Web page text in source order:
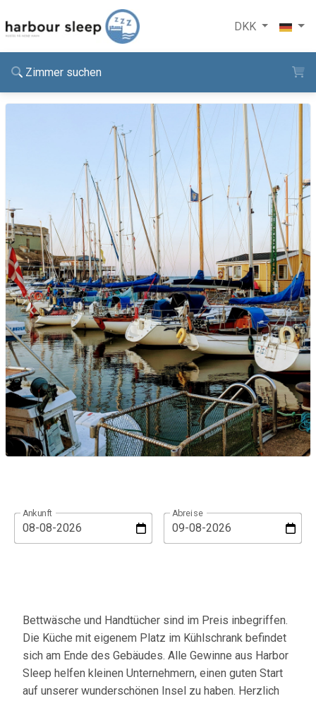
DKK
Zimmer suchen
Ankunft Abreise
Bettwäsche und Handtücher sind im Preis inbegriffen.
Die Küche mit eigenem Platz im Kühlschrank befindet
sich am Ende des Gebäudes. Alle Gewinne aus Harbor
Sleep helfen kleinen Unternehmern, einen guten Start
auf unserer wunderschönen Insel zu haben. Herzlich